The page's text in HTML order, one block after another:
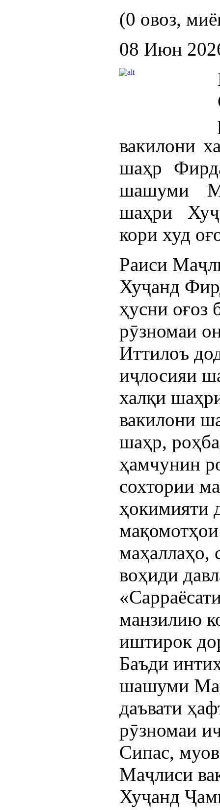
(0 овоз,
08 Июн
вакилони
шаҳр
шашуми
шаҳри
кори худ
Раиси
Хуҷанд
ҳусни оғоз
рӯзномаи
Иттилоъ
иҷлосияи
халқи
вакилони
шаҳр,
ҳамчунин
сохтории
ҳокимияти
маҳаллаҳо,
воҳиди
манзилию
иштирок
Баъди
шашуми
даъвати
рӯзномаи
Сипас,
Маҷлиси
Хуҷанд